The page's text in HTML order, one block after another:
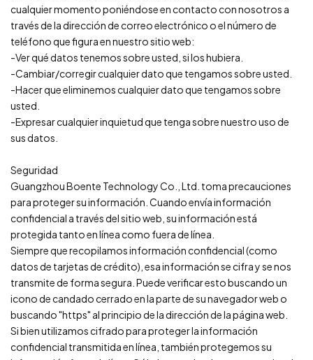
cualquier momento poniéndose en contacto con nosotros a
través de la dirección de correo electrónico o el número de
teléfono que figura en nuestro sitio web:
-Ver qué datos tenemos sobre usted, si los hubiera.
-Cambiar/corregir cualquier dato que tengamos sobre usted.
-Hacer que eliminemos cualquier dato que tengamos sobre
usted.
-Expresar cualquier inquietud que tenga sobre nuestro uso de
sus datos.
Seguridad
Guangzhou Boente Technology Co., Ltd. toma precauciones
para proteger su información. Cuando envía información
confidencial a través del sitio web, su información está
protegida tanto en línea como fuera de línea.
Siempre que recopilamos información confidencial (como
datos de tarjetas de crédito), esa información se cifra y se nos
transmite de forma segura. Puede verificar esto buscando un
icono de candado cerrado en la parte de su navegador web o
buscando "https" al principio de la dirección de la página web.
Si bien utilizamos cifrado para proteger la información
confidencial transmitida en línea, también protegemos su